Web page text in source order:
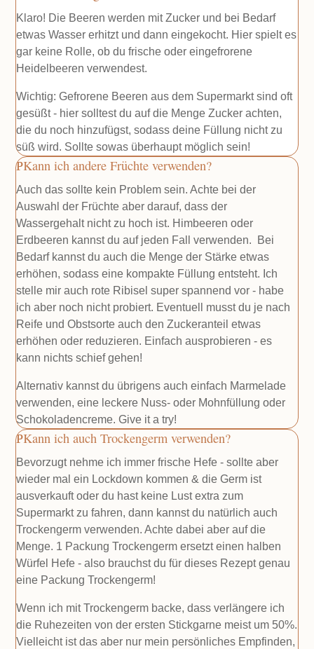
Klaro! Die Beeren werden mit Zucker und bei Bedarf
etwas Wasser erhitzt und dann eingekocht. Hier spielt es
gar keine Rolle, ob du frische oder eingefrorene
Heidelbeeren verwendest.
Wichtig: Gefrorene Beeren aus dem Supermarkt sind oft
gesüßt - hier solltest du auf die Menge Zucker achten,
die du noch hinzufügst, sodass deine Füllung nicht zu
süß wird. Sollte sowas überhaupt möglich sein!
Kann ich andere Früchte verwenden?
Auch das sollte kein Problem sein. Achte bei der
Auswahl der Früchte aber darauf, dass der
Wassergehalt nicht zu hoch ist. Himbeeren oder
Erdbeeren kannst du auf jeden Fall verwenden. Bei
Bedarf kannst du auch die Menge der Stärke etwas
erhöhen, sodass eine kompakte Füllung entsteht. Ich
stelle mir auch rote Ribisel super spannend vor - habe
ich aber noch nicht probiert. Eventuell musst du je nach
Reife und Obstsorte auch den Zuckeranteil etwas
erhöhen oder reduzieren. Einfach ausprobieren - es
kann nichts schief gehen!
Alternativ kannst du übrigens auch einfach Marmelade
verwenden, eine leckere Nuss- oder Mohnfüllung oder
Schokoladencreme. Give it a try!
Kann ich auch Trockengerm verwenden?
Bevorzugt nehme ich immer frische Hefe - sollte aber
wieder mal ein Lockdown kommen & die Germ ist
ausverkauft oder du hast keine Lust extra zum
Supermarkt zu fahren, dann kannst du natürlich auch
Trockengerm verwenden. Achte dabei aber auf die
Menge. 1 Packung Trockengerm ersetzt einen halben
Würfel Hefe - also brauchst du für dieses Rezept genau
eine Packung Trockengerm!
Wenn ich mit Trockengerm backe, dass verlängere ich
die Ruhezeiten von der ersten Stickgarne meist um 50%.
Vielleicht ist das aber nur mein persönliches Empfinden,